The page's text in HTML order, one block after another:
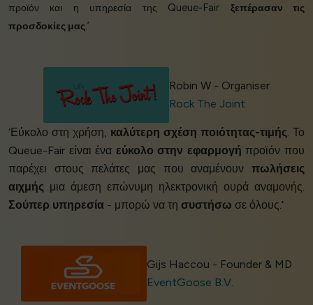
προϊόν και η υπηρεσία της Queue-Fair ξεπέρασαν τις
προσδοκίες μας.’
Robin W - Organiser
Rock The Joint
‘Εύκολο στη χρήση, καλύτερη σχέση ποιότητας-τιμής . Το
Queue-Fair είναι ένα εύκολο στην εφαρμογή προϊόν που
παρέχει στους πελάτες μας που αναμένουν πωλήσεις
αιχμής μια άμεση επώνυμη ηλεκτρονική ουρά αναμονής.
Σούπερ υπηρεσία - μπορώ να τη συστήσω σε όλους.’
Gijs Haccou - Founder & MD
EventGoose B.V.